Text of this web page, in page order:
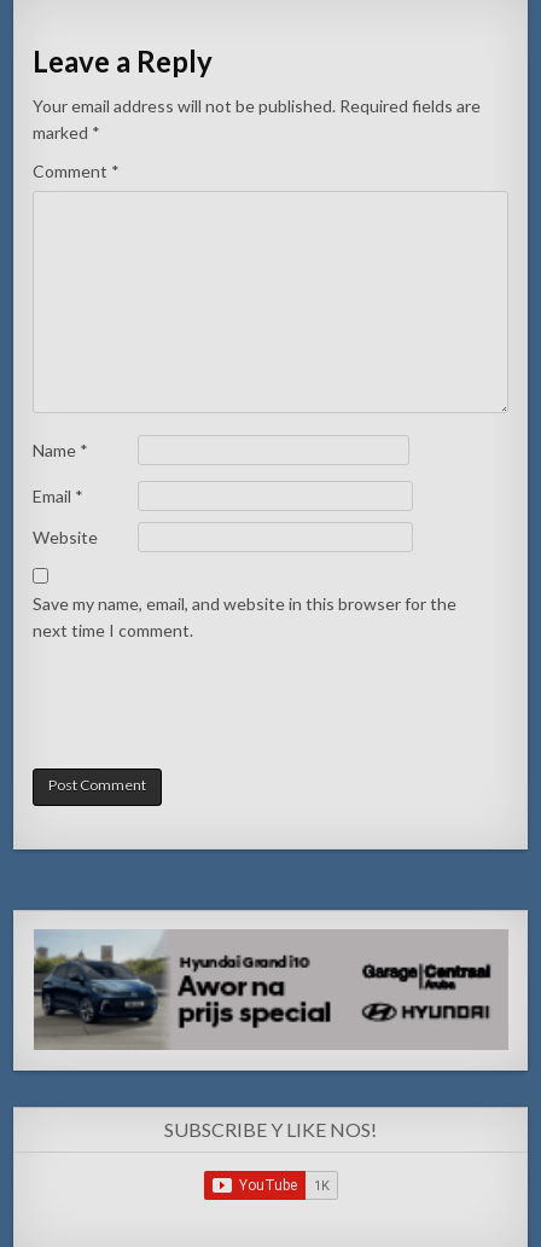
Leave a Reply
Your email address will not be published. Required fields are
marked *
Comment *
Name *
Email *
Website
Save my name, email, and website in this browser for the
next time I comment.
SUBSCRIBE Y LIKE NOS!